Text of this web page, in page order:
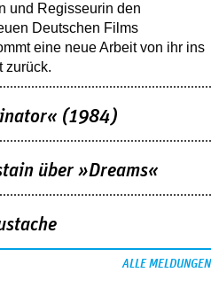
und Regisseurin den
Deutschen Films
eine neue Arbeit von ihr ins
zurück.
(1984)
über »Dreams«
ALLE MELDUNGEN